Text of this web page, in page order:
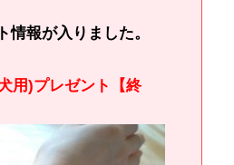
情報が入りました。
用)プレゼント【終